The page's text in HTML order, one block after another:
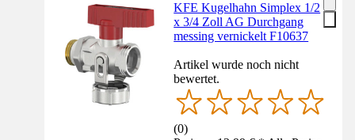
KFE Kugelhahn Simplex 1/2
x 3/4 Zoll AG Durchgang
messing vernickelt F10637
Artikel wurde noch nicht
bewertet.
(0)